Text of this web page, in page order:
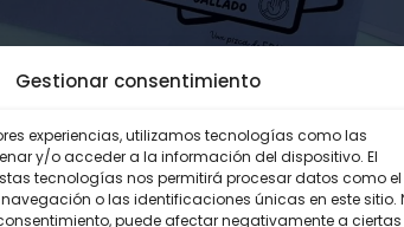
Gestionar consentimiento
experiencias, utilizamos tecnologías como las
y/o acceder a la información del dispositivo. El
tecnologías nos permitirá procesar datos como el
o las identificaciones únicas en este sitio.
puede afectar negativamente a ciertas